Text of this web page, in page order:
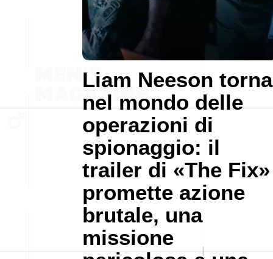
Liam Neeson torna
nel mondo delle
operazioni di
spionaggio: il
trailer di «The Fix»
promette azione
brutale, una
missione